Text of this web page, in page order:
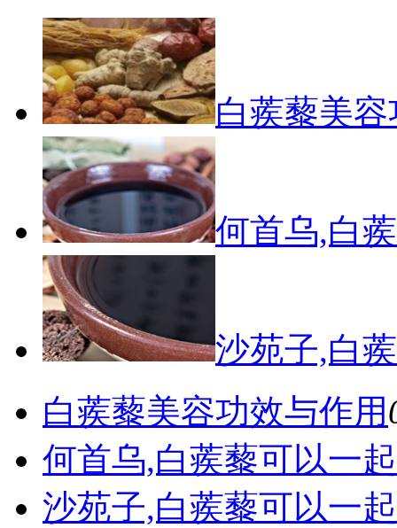
白蒺藜美
何首乌,白
沙苑子,白
白蒺藜美容功效与作用
何首乌,白蒺藜可以一起
沙苑子,白蒺藜可以一起